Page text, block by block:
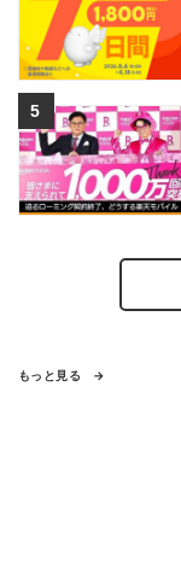
もっと見る